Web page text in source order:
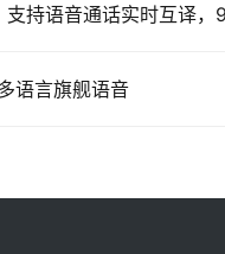
语言旗舰语音